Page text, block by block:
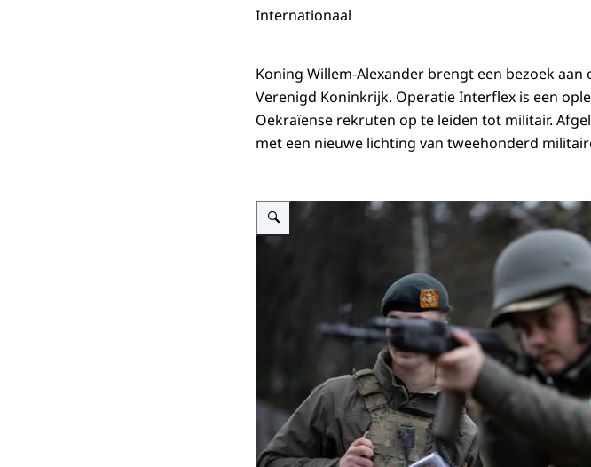
Internationaal
Koning Willem-Alexander brengt een bezoek
Verenigd Koninkrijk. Operatie Interflex is een
Oekraïense rekruten op te leiden tot militair.
met een nieuwe lichting van tweehonderd
Vergroot afbeelding Koning bij operatie Interflex in Verenigd